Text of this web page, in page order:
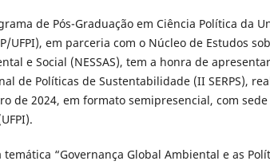
de Pós-Graduação em Ciência Política da
UFPI), em parceria com o Núcleo de Estudos
e Social (NESSAS), tem a honra de
de Políticas de Sustentabilidade (II SERPS),
de 2024, em formato semipresencial, com
temática “Governança Global Ambiental e as